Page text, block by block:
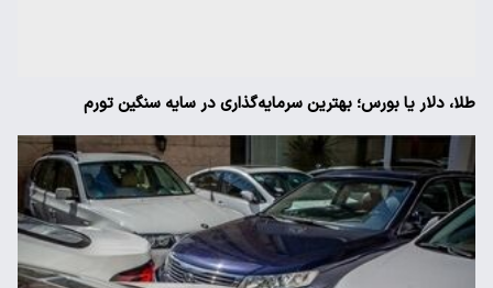
طلا، دلار یا بورس؛ بهترین سرمایه‌گذاری در سایه سنگین تورم